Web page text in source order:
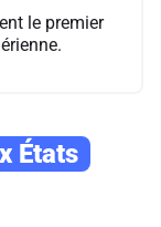
le premier
États